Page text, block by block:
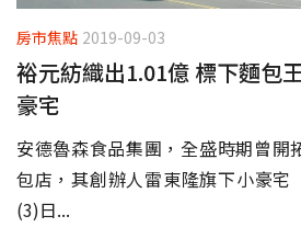
房市焦點 2019-09-03
裕元紡織出1.01億 標下麵包
豪宅
安德魯森食品集團，全盛時期曾開
包店，其創辦人雷東隆旗下小豪宅
(3)日...